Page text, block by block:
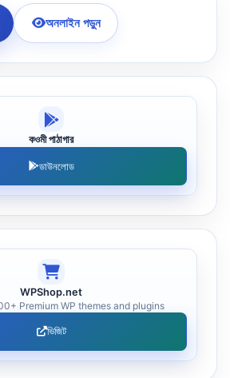
অনলাইন পড়ুন
কওমী পাঠাগার
ডাউনলোড
WPShop.net
Premium WP themes and plugins
ভিজিট